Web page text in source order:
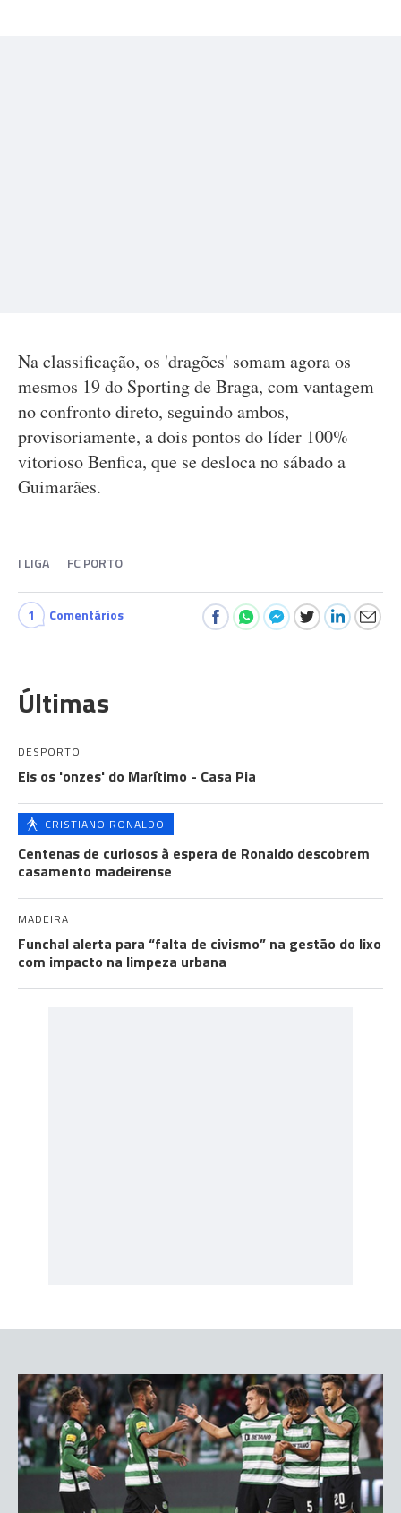
Na classificação, os 'dragões' somam agora os
mesmos 19 do Sporting de Braga, com vantagem
no confronto direto, seguindo ambos,
provisoriamente, a dois pontos do líder 100%
vitorioso Benfica, que se desloca no sábado a
Guimarães.
I LIGA FC PORTO
1 Comentários
Últimas
DESPORTO
Eis os 'onzes' do Marítimo - Casa Pia
CRISTIANO RONALDO
Centenas de curiosos à espera de Ronaldo descobrem
casamento madeirense
MADEIRA
Funchal alerta para “falta de civismo” na gestão do lixo
com impacto na limpeza urbana